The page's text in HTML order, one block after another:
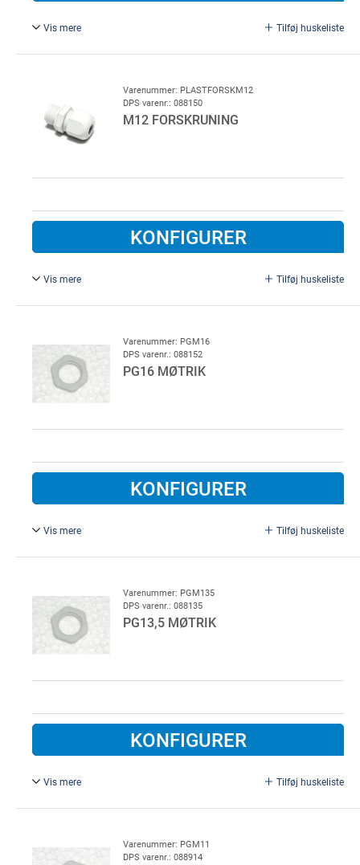
Vis mere Tilføj huskeliste
11-polet. 11-polet stikbens sokkel for radioudstyr,
Varenummer: PLASTFORSKM12
DPS varenr.: 088150
M12 FORSKRUNING
KONFIGURER
Vis mere Tilføj huskeliste
Varenummer: PGM16
DPS varenr.: 088152
PG16 MØTRIK
KONFIGURER
Vis mere Tilføj huskeliste
Varenummer: PGM135
DPS varenr.: 088135
PG13,5 MØTRIK
KONFIGURER
Vis mere Tilføj huskeliste
Varenummer: PGM11
DPS varenr.: 088914